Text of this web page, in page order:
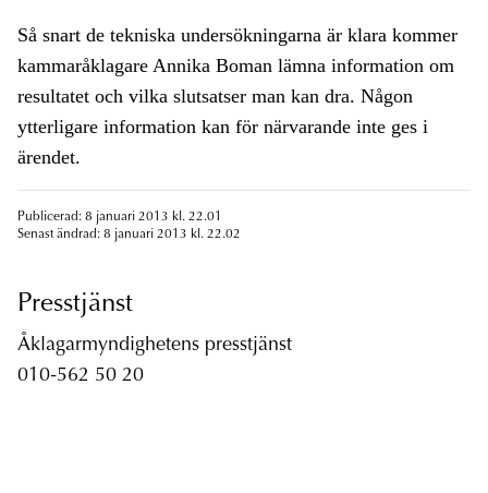
Så snart de tekniska undersökningarna är klara kommer
kammaråklagare Annika Boman lämna information om
resultatet och vilka slutsatser man kan dra. Någon
ytterligare information kan för närvarande inte ges i
ärendet.
Publicerad: 8 januari 2013 kl. 22.01
Senast ändrad: 8 januari 2013 kl. 22.02
Presstjänst
Åklagarmyndighetens presstjänst
010-562 50 20